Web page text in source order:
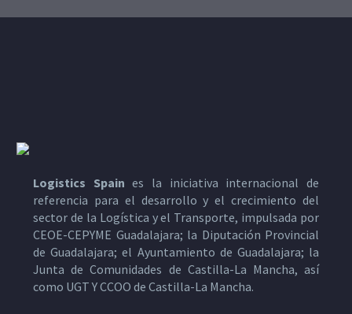
Logistics Spain es la iniciativa internacional de
referencia para el desarrollo y el crecimiento del
sector de la Logística y el Transporte, impulsada por
CEOE-CEPYME Guadalajara; la Diputación Provincial
de Guadalajara; el Ayuntamiento de Guadalajara; la
Junta de Comunidades de Castilla-La Mancha, así
como UGT Y CCOO de Castilla-La Mancha.